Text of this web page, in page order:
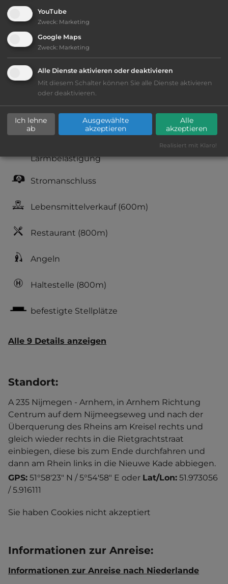
Niederländisches Freilichtmuseum Arnhem,
Basilika Sint Walburga, Watermuseum, Park und
Burg Zijpendaal.
Ausstattung:
bis 10,- Euro
Lage: ansprechend
Lärmbelästigung
Stromanschluss
Lebensmittelverkauf(600m)
Restaurant (800m)
Angeln
Haltestelle (800m)
befestigte Stellplätze
Alle 9 Details anzeigen
Standort:
A 235 Nijmegen - Arnhem, in Arnhem Richtung
Centrum auf dem Nijmeegseweg und nach der
Überquerung des Rheins am Kreisel rechts und
gleich wieder rechts in die Rietgrachtstraat
einbiegen, diese bis zum Ende durchfahren und
dann am Rhein links in die Nieuwe Kade abbiegen.
GPS: 51°58'23" N / 5°54'58" E oder Lat/Lon: 51.973056
/ 5.916111
Sie haben Cookies nicht akzeptiert
Informationen zur Anreise:
Informationen zur Anreise nach Niederlande
YouTube
Zweck: Marketing
Google Maps
Zweck: Marketing
Alle Dienste aktivieren oder deaktivieren
Mit diesem Schalter können Sie alle Dienste aktivieren
oder deaktivieren.
Ich lehne
ab
Ausgewählte
akzeptieren
Alle
akzeptieren
Realisiert mit Klaro!